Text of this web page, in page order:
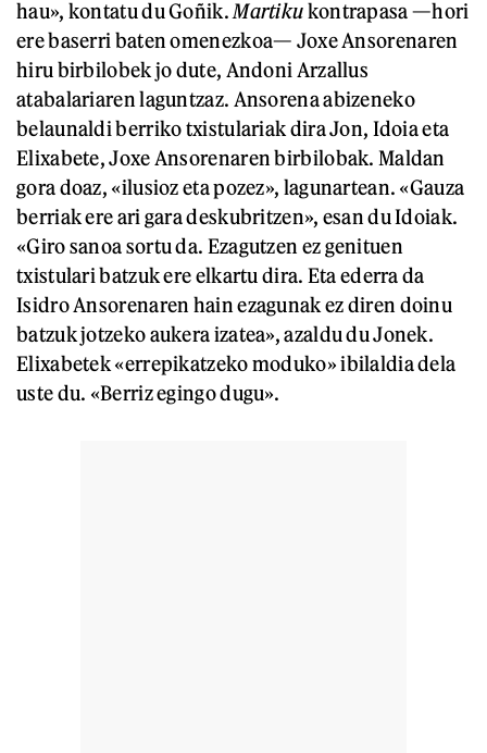
hau», kontatu du Goñik. Martikukontrapasa —hori
ere baserri baten omenezkoa— Joxe Ansorenaren
hiru birbilobek jo dute, Andoni Arzallus
atabalariaren laguntzaz. Ansorena abizeneko
belaunaldi berriko txistulariak dira Jon, Idoia eta
Elixabete, Joxe Ansorenaren birbilobak. Maldan
gora doaz, «ilusioz eta pozez», lagunartean. «Gauza
berriak ere ari gara deskubritzen», esan du Idoiak.
«Giro sanoa sortu da. Ezagutzen ez genituen
txistulari batzuk ere elkartu dira. Eta ederra da
Isidro Ansorenaren hain ezagunak ez diren doinu
batzuk jotzeko aukera izatea», azaldu du Jonek.
Elixabetek «errepikatzeko moduko» ibilaldia dela
uste du. «Berriz egingo dugu».